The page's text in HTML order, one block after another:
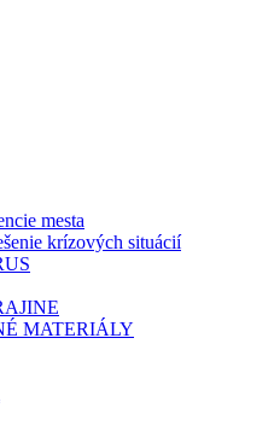
mesta
krízových situácií
MATERIÁLY